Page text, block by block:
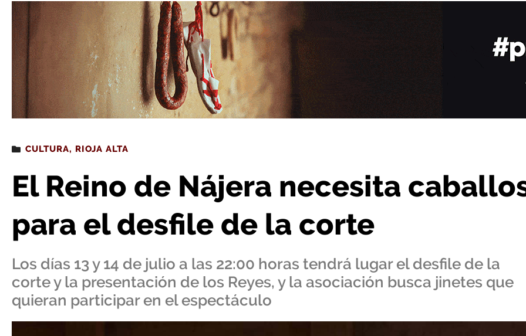
Estás leyendo: El Reino de Nájera necesita caballos para el desfile de la corte
CULTURA, RIOJA ALTA
El Reino de Nájera necesita
para el desfile de la corte
Los días 13 y 14 de julio a las 22:00 horas tendrá lugar el desfile de la
corte y la presentación de los Reyes, y la asociación busca jinetes que
quieran participar en el espectáculo